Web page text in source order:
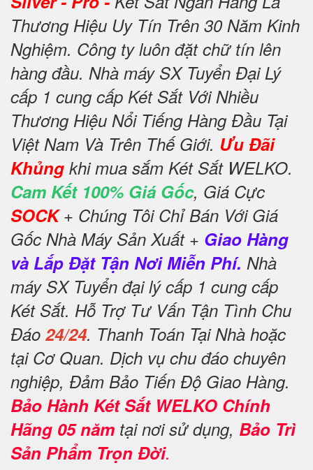
Thương Hiệu Uy Tín Trên 30 Năm Kinh
Nghiệm. Công ty luôn đặt chữ tín lên
hàng đầu. Nhà máy SX Tuyển Đại Lý
cấp 1 cung cấp Két Sắt Với Nhiều
Thương Hiệu Nổi Tiếng Hàng Đầu Tại
Việt Nam Và Trên Thế Giới. Ưu Đãi
Khủng khi mua sắm Két Sắt WELKO.
Cam Kết 100% Giá Gốc, Giá Cực
SOCK+ Chúng Tôi Chỉ Bán Với Giá
Gốc Nhà Máy Sản Xuất + Giao Hàng
và Lắp Đặt Tận Nơi Miễn Phí. Nhà
máy SX Tuyển đại lý cấp 1 cung cấp
Két Sắt. Hỗ Trợ Tư Vấn Tận Tình Chu
Đáo 24/24. Thanh Toán Tại Nhà hoặc
tại Cơ Quan. Dịch vụ chu đáo chuyên
nghiệp, Đảm Bảo Tiến Độ Giao Hàng.
Bảo Hành Két Sắt WELKO Chính
Hãng 05 năm tại nơi sử dụng, Bảo Trì
Sản Phẩm Trọn Đời.